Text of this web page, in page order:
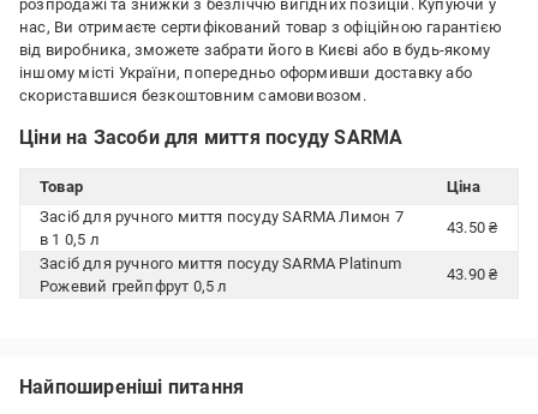
розпродажі та знижки з безліччю вигідних позицій. Купуючи у
нас, Ви отримаєте сертифікований товар з офіційною гарантією
від виробника, зможете забрати його в Києві або в будь-якому
іншому місті України, попередньо оформивши доставку або
скориставшися безкоштовним самовивозом.
Ціни на Засоби для миття посуду SARMA
Товар
Ціна
Засіб для ручного миття посуду SARMA Лимон 7
в 1 0,5 л
43.50 ₴
Засіб для ручного миття посуду SARMA Platinum
Рожевий грейпфрут 0,5 л
43.90 ₴
Найпоширеніші питання